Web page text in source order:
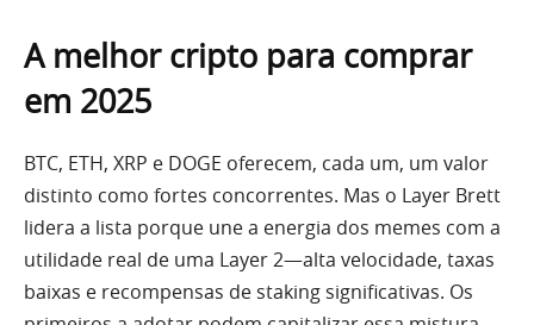
A melhor cripto para comprar
em 2025
BTC, ETH, XRP e DOGE oferecem, cada um, um valor
distinto como fortes concorrentes. Mas o Layer Brett
lidera a lista porque une a energia dos memes com a
utilidade real de uma Layer 2—alta velocidade, taxas
baixas e recompensas de staking significativas. Os